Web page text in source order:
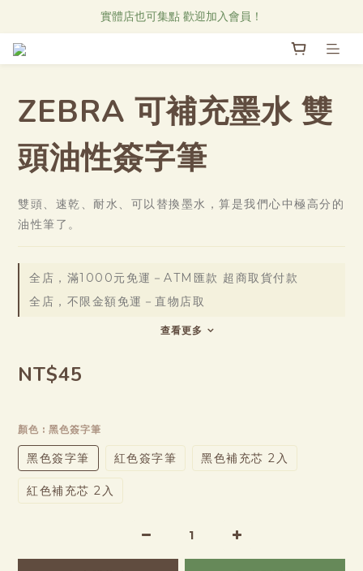
Research Notes 新品發售中！
實體店也可集點 歡迎加入會員！
ZEBRA 可補充墨水 雙
頭油性簽字筆
雙頭、速乾、耐水、可以替換墨水，算是我們心中極高分的
油性筆了。
全店，滿1000元免運－ATM匯款 超商取貨付款
全店，不限金額免運－直物店取
查看更多
NT$45
顏色 : 黑色簽字筆
黑色簽字筆 紅色簽字筆 黑色補充芯 2入
紅色補充芯 2入